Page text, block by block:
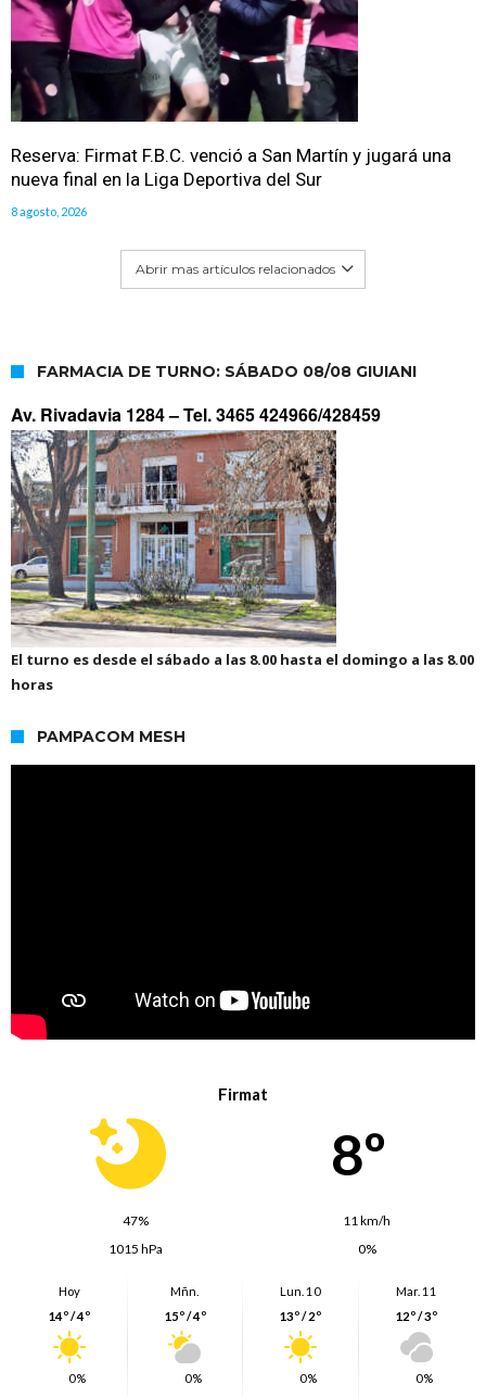
Reserva: Firmat F.B.C. venció a San Martín y jugará una
nueva final en la Liga Deportiva del Sur
8 agosto, 2026
Abrir mas artículos relacionados
FARMACIA DE TURNO: SÁBADO 08/08 GIUIANI
Av. Rivadavia 1284 –Tel. 3465 424966/428459
El turno es desde el sábado a las 8.00 hasta el domingo a las 8.00
horas
PAMPACOM MESH
Firmat
8º
47%
11 km/h
1015 hPa
0%
Hoy
14º / 4º
0%
Mñn.
15º / 4º
0%
Lun. 10
13º / 2º
0%
Mar. 11
12º / 3º
0%